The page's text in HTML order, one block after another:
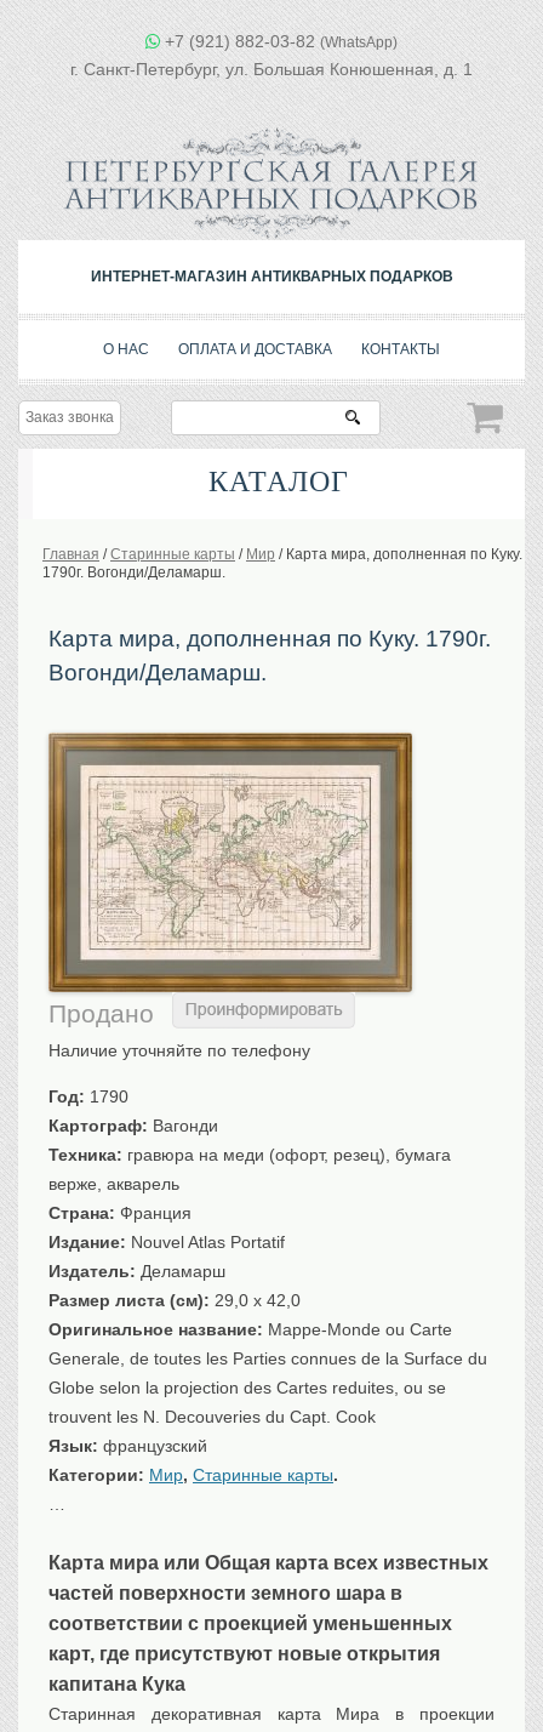
+7 (921) 882-03-82 (WhatsApp)
г. Санкт-Петербург, ул. Большая Конюшенная, д. 1
ИНТЕРНЕТ-МАГАЗИН АНТИКВАРНЫХ ПОДАРКОВ
О НАС ОПЛАТА И ДОСТАВКА КОНТАКТЫ
Заказ звонка
КАТАЛОГ
История Российской
Предметы VIP
Портреты царской семьи
Москва
Санкт-Петербург
Российская империя
Прочие
Старинные карты
Российская империя
Европа
Мир
Исторические карты
Виды городов
Санкт-Петербург
Российская империя
Прочие
Севастополь, Крым
Ценные бумаги
История моды. Униформа
Гражданская мода
Униформа
Охота. Флора. Фауна
Фауна
Флора
Охота
Техника, транспорт, архитектура
Архитектура
Техника
Транспорт
Флот, кораблестроение
Связь
Главная /Старинные карты / Мир / Карта мира, дополненная по Куку.
1790г. Вогонди/Деламарш.
Карта мира, дополненная по Куку. 1790г.
Вогонди/Деламарш.
Продано
Наличие уточняйте по телефону
Год: 1790
Картограф: Вагонди
Техника: гравюра на меди (офорт, резец), бумага
верже, акварель
Страна: Франция
Издание: Nouvel Atlas Portatif
Издатель: Деламарш
Размер листа (см): 29,0 x 42,0
Оригинальное название: Mappe-Monde ou Carte
Generale, de toutes les Parties connues de la Surface du
Globe selon la projection des Cartes reduites, ou se
trouvent les N. Decouveries du Capt. Cook
Язык: французский
Категории: Мир, Старинные карты.
Карта мира или Общая карта всех известных
частей поверхности земного шара в
соответствии с проекцией уменьшенных
карт, где присутствуют новые открытия
капитана Кука
Старинная декоративная карта Мира в проекции